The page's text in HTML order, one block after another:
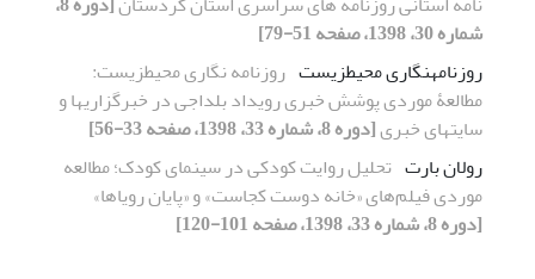
شماره 30، 1398، صفحه 51-79]
روزنامه‎نگاری محیطزیست
روزنامه ‎نگاری محیط‎زیست:
مطالعۀ موردی پوشش خبری رویداد بلداجی در خبرگزاری‎ها و
سایت‎های خبری
[دوره 8، شماره 33، 1398، صفحه 33-56]
رولان بارت تحلیل روایت کودکی در سینمای کودک؛ مطالعه
موردی فیلم‌های «خانه دوست کجاست» و «پایان رویاها»
[دوره 8، شماره 33، 1398، صفحه 101-120]